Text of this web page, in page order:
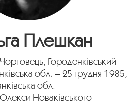
Плешкан
Городенківський
обл. – 25 грудня 1985,
обл.
Новаківського